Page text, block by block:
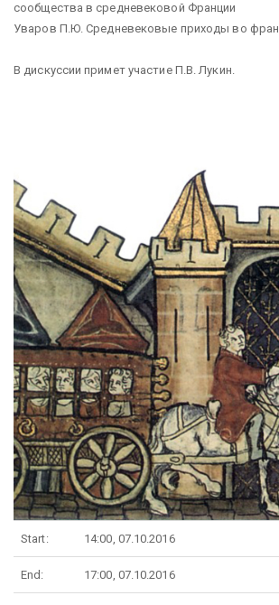
сообщества в средневековой Франции
Уваров П.Ю. Средневековые приходы во
В дискуссии примет участие П.В. Лукин.
Start: 14:00, 07.10.2016
End: 17:00, 07.10.2016